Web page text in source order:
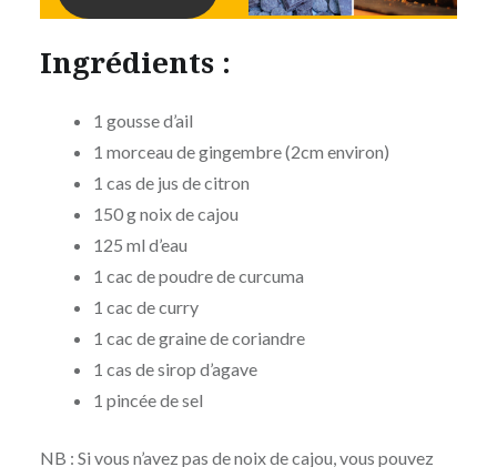
Ingrédients :
1 gousse d’ail
1 morceau de gingembre (2cm environ)
1 cas de jus de citron
150 g noix de cajou
125 ml d’eau
1 cac de poudre de curcuma
1 cac de curry
1 cac de graine de coriandre
1 cas de sirop d’agave
1 pincée de sel
NB : Si vous n’avez pas de noix de cajou, vous pouvez